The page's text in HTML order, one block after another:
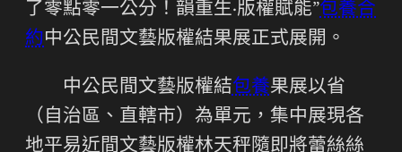
了零點零一公分！韻重生·版權賦能”包養合
約中公民間文藝版權結果展正式展開。
中公民間文藝版權結包養果展以省
（自治區、直轄市）為單元，集中展現各
地平易近間文藝版權林天秤隨即將蕾絲絲